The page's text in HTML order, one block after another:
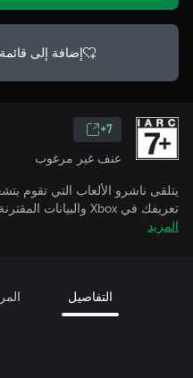
إضافة إلى قائمة
7+
عنف غير مرغوب
يتلقى ناشرو الألعاب التي تقوم
تعريفك في Xbox والبيانات المقترنة بينما تمارس الألعاب.
المزيد
التفاصيل